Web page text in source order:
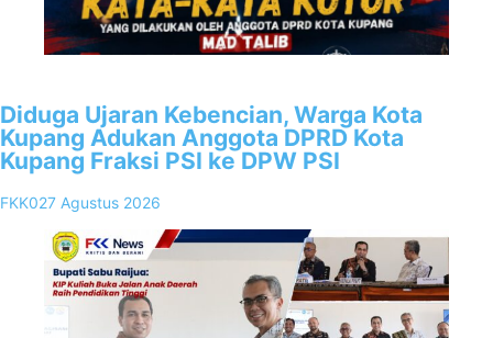
Diduga Ujaran Kebencian, Warga Kota
Kupang Adukan Anggota DPRD Kota
Kupang Fraksi PSI ke DPW PSI
FKK027 Agustus 2026